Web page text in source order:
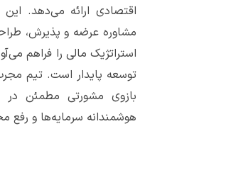
اقتصادی ارائه می‌دهد.
مشاوره عرضه و پذیرش،
استراتژیک مالی را فراهم
توسعه پایدار است. تیم مجرب
بازوی مشورتی مطمئن
هوشمندانه سرمایه‌ها و رفع